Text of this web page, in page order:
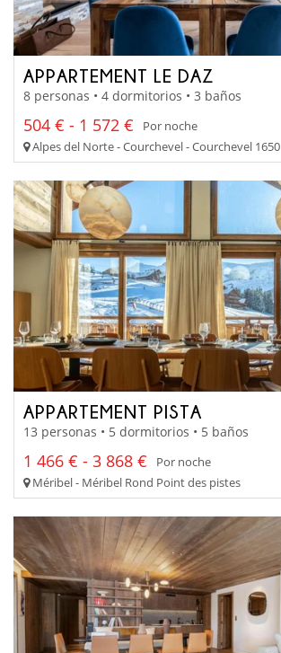
APPARTEMENT LE DAZ
8 personas • 4 dormitorios • 3 baños
504 € - 1 572 €
Por noche
Alpes del Norte - Courchevel - Courchevel 1650
APPARTEMENT PISTA
13 personas • 5 dormitorios • 5 baños
1 466 € - 3 868 €
Por noche
Méribel - Méribel Rond Point des pistes